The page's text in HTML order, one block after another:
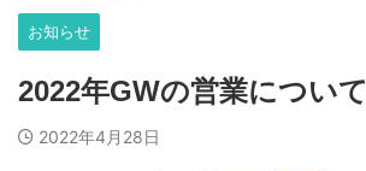
お知らせ
2022年GWの営業について
2022年4月28日